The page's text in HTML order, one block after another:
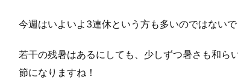
今週はいよいよ3連休という方も多いのではないで
若干の残暑はあるにしても、少しずつ暑さも和
節になりますね！